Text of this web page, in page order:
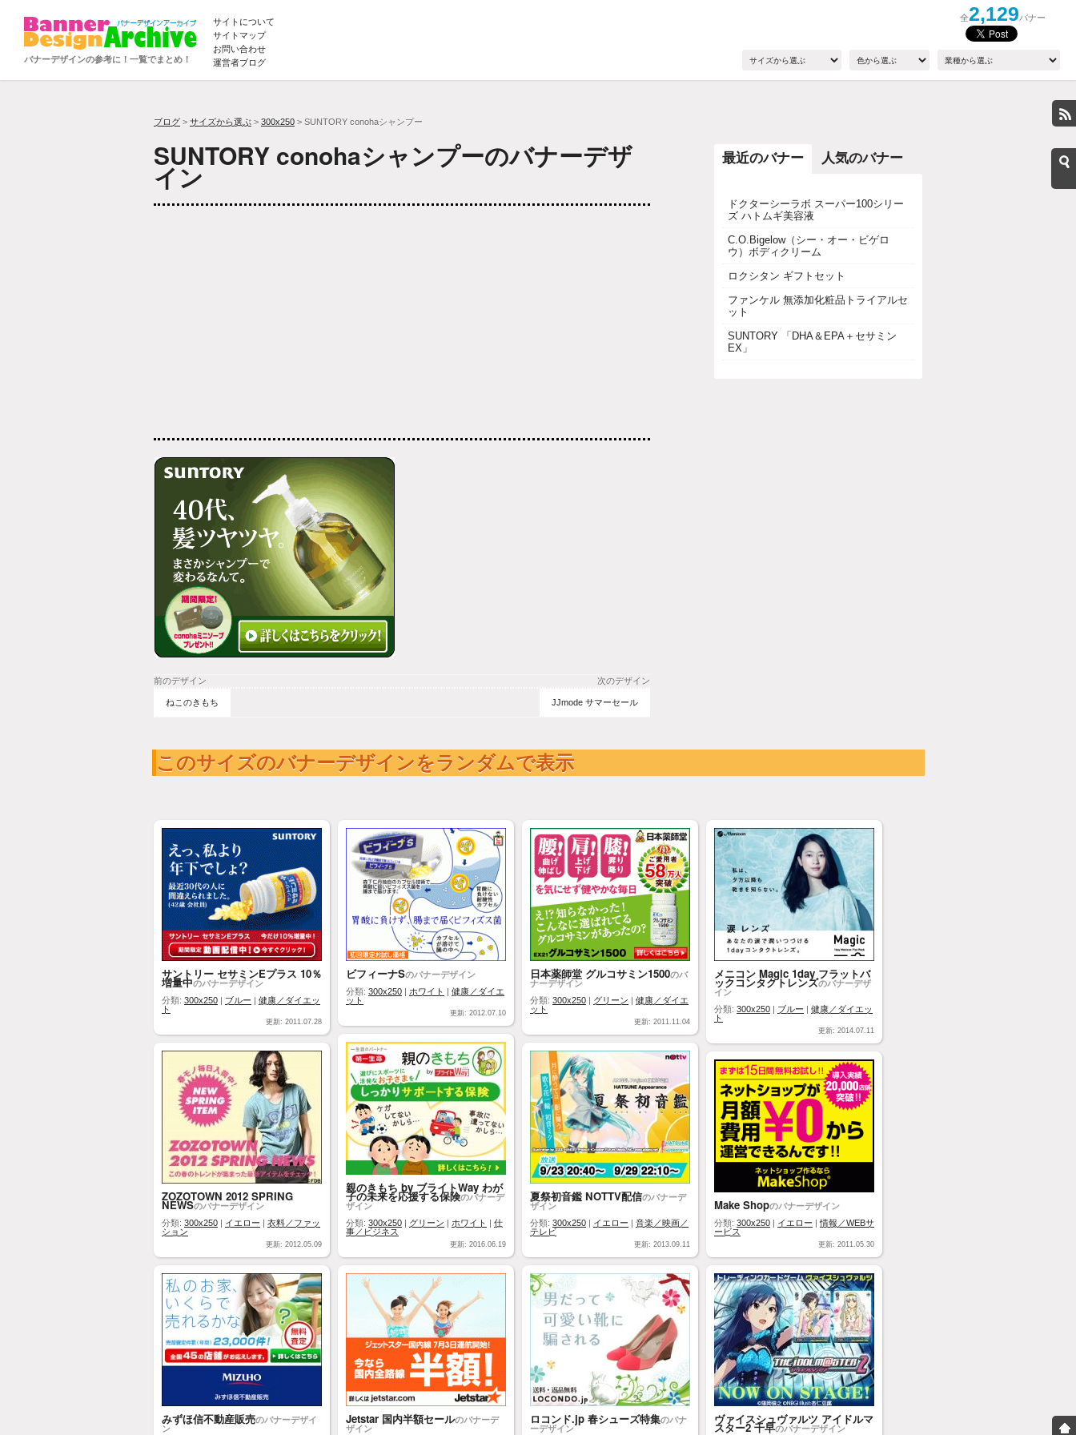
バナーデザインの参考に！一覧でまとめ！
サイトについて
サイトマップ
お問い合わせ
運営者ブログ
全2,129バナー
ブログ > サイズから選ぶ > 300x250 > SUNTORY conohaシャンプー
SUNTORY conohaシャンプーのバナーデザ
イン
前のデザイン 次のデザイン
ねこのきもち JJmode サマーセール
最近のバナー 人気のバナー
ドクターシーラボ スーパー100シリー
ズ ハトムギ美容液
C.O.Bigelow（シー・オー・ビゲロ
ウ）ボディクリーム
ロクシタン ギフトセット
ファンケル 無添加化粧品トライアルセ
ット
SUNTORY 「DHA＆EPA＋セサミン
EX」
このサイズのバナーデザインをランダムで表示
サントリー セサミンEプラス 10％
増量中のバナーデザイン
分類: 300x250 | ブルー | 健康／ダイエッ
ト
更新: 2011.07.28
ビフィーナSのバナーデザイン
分類: 300x250 | ホワイト | 健康／ダイエ
ット
更新: 2012.07.10
日本薬師堂 グルコサミン1500のバ
ナーデザイン
分類: 300x250 | グリーン | 健康／ダイエ
ット
更新: 2011.11.04
メニコン Magic 1day フラットバ
ックコンタクトレンズのバナーデザ
イン
分類: 300x250 | ブルー | 健康／ダイエッ
ト
更新: 2014.07.11
親のきもち by ブライトWay わが
子の未来を応援する保険のバナーデ
ザイン
分類: 300x250 | グリーン | ホワイト | 仕
事／ビジネス
更新: 2016.06.19
ZOZOTOWN 2012 SPRING
NEWSのバナーデザイン
分類: 300x250 | イエロー | 衣料／ファッ
ション
更新: 2012.05.09
夏祭初音鑑 NOTTV配信のバナーデ
ザイン
分類: 300x250 | イエロー | 音楽／映画／
テレビ
更新: 2013.09.11
Make Shopのバナーデザイン
分類: 300x250 | イエロー |情報／WEBサ
ービス
更新: 2011.05.30
みずほ信不動産販売のバナーデザイ
ン
Jetstar 国内半額セールのバナーデ
ザイン
ロコンド.jp 春シューズ特集のバナ
ーデザイン
ヴァイスシュヴァルツ アイドルマ
スター2 千早のバナーデザイン